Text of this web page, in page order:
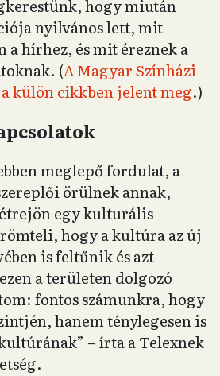
hogy miután
nyilvános lett, mit
a hírhez, és mit éreznek a
(A Magyar Színházi
külön cikkben jelent meg.)
meglepő fordulat, a
örülnek annak,
egy kulturális
hogy a kultúra az új
is feltűnik és azt
a területen dolgozó
fontos számunkra, hogy
hanem ténylegesen is
– írta a Telexnek